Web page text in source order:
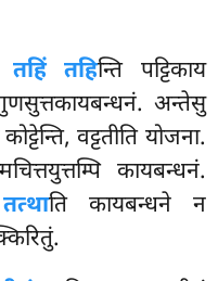
तहिं तहिन्ति पट्टिकाय
अन्तेसु
वट्टतीति योजना.
कायबन्धनं.
तत्थाति कायबन्धने न